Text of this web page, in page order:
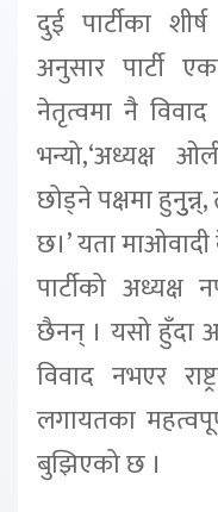
दुई पार्टीका
अनुसार पार्टी
नेतृत्वमा नै
भन्यो,‘अध्यक्ष
छोड्ने पक्षमा
छ।’ यता
पार्टीको अध्यक्ष
छैनन् । यसो हुँदा
विवाद नभएर
लगायतका
बुझिएको छ ।